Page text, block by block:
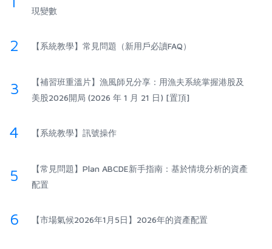
現變數
2 【系統教學】常見問題（新用戶必讀FAQ）
3
【補習班重溫片】漁風師兄分享：用漁夫系統掌握港股及
美股2026開局 (2026 年 1 月 21 日) [置頂]
4 【系統教學】訊號操作
5
【常見問題】Plan ABCDE新手指南：基於情境分析的資產
配置
6 【市場氣候2026年1月5日】2026年的資產配置